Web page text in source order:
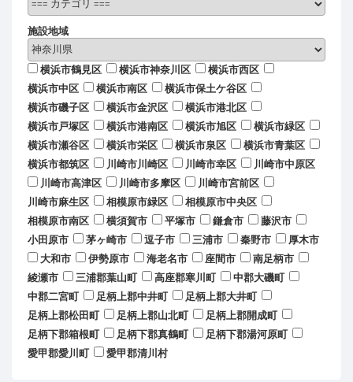
施設地域
横浜市鶴見区 横浜市神奈川区
横浜市西区
横浜市中区
横浜市南区
横浜市保土ケ谷区
横浜市磯子区
横浜市金沢区
横浜市港北区
横浜市戸塚区
横浜市港南区 横浜市旭区
横浜市緑区
横浜市瀬谷区
横浜市栄区 横浜市泉区
横浜市青葉区
横浜市都筑区
川崎市川崎区 川崎市幸区
川崎市中原区
川崎市高津区
川崎市多摩区
川崎市宮前区
川崎市麻生区
相模原市緑区
相模原市中央区
相模原市南区
横須賀市 平塚市 鎌倉市
藤沢市
小田原市
茅ヶ崎市 逗子市 三浦市 秦野市
厚木市
大和市
伊勢原市 海老名市 座間市
南足柄市
綾瀬市
三浦郡葉山町 高座郡寒川町
中郡大磯町
中郡二宮町
足柄上郡中井町
足柄上郡大井町
足柄上郡松田町
足柄上郡山北町
足柄上郡開成町
足柄下郡箱根町
足柄下郡真鶴町
足柄下郡湯河原町
愛甲郡愛川町
愛甲郡清川村